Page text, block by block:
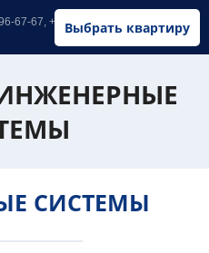
Выбрать квартиру
67-67, +7 (902) 326-67-67
СИСТЕМЫ